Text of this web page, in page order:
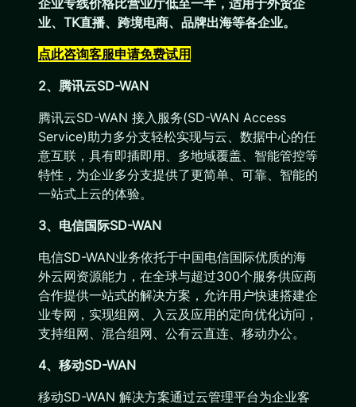
企业专线价格比营业厅低至一半，适用于外贸企
业、TK直播、跨境电商、品牌出海等各企业。
点此咨询客服申请免费试用
2、腾讯云SD-WAN
腾讯云SD-WAN 接入服务(SD-WAN Access
Service)助力多分支轻松实现与云、数据中心的任
意互联，具有即插即用、多地域覆盖、智能管控等
特性，为企业多分支提供了更简单、可靠、智能的
一站式上云的体验。
3、电信国际SD-WAN
电信SD-WAN业务依托于中国电信国际优质的海
外云网资源能力，在全球与超过300个服务供应商
合作提供一站式的解决方案，允许用户快速搭建企
业专网，实现组网、入云及应用的定向优化访问，
支持组网、混合组网、公有云直连、移动办公。
4、移动SD-WAN
移动SD-WAN 解决方案通过云管理平台为企业客